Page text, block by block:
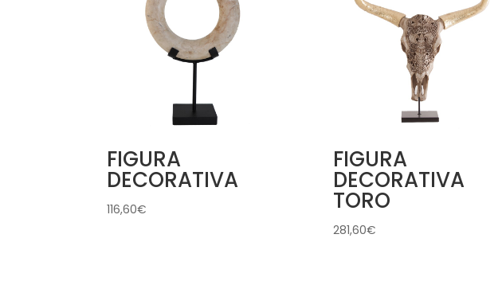
FIGURA
DECORATIVA
116,60€
FIGURA
DECORATIVA
TORO
281,60€